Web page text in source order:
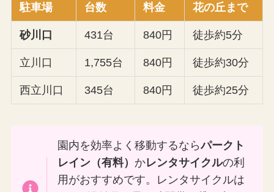
駐車場 台数 料金 花の丘まで
砂川口 431台 840円 徒歩約5分
立川口 1,755台 840円 徒歩約30分
西立川口 345台 840円 徒歩約25分
園内を効率よく移動するならパークト
レイン（有料） かレンタサイクルの利
用がおすすめです。レンタサイクルは